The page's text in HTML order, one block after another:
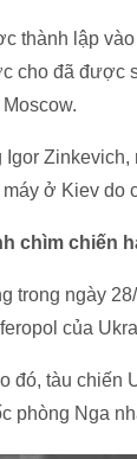
thành lập vào
cho đã được
Igor Zinkevich,
máy ở Kiev do
chìm chiến
trong ngày
của
đó, tàu chiến
phòng Nga